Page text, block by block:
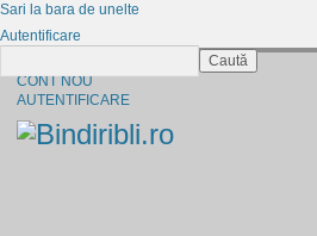
CONT NOU
AUTENTIFICARE
Sari la bara de unelte
Autentificare
Caută